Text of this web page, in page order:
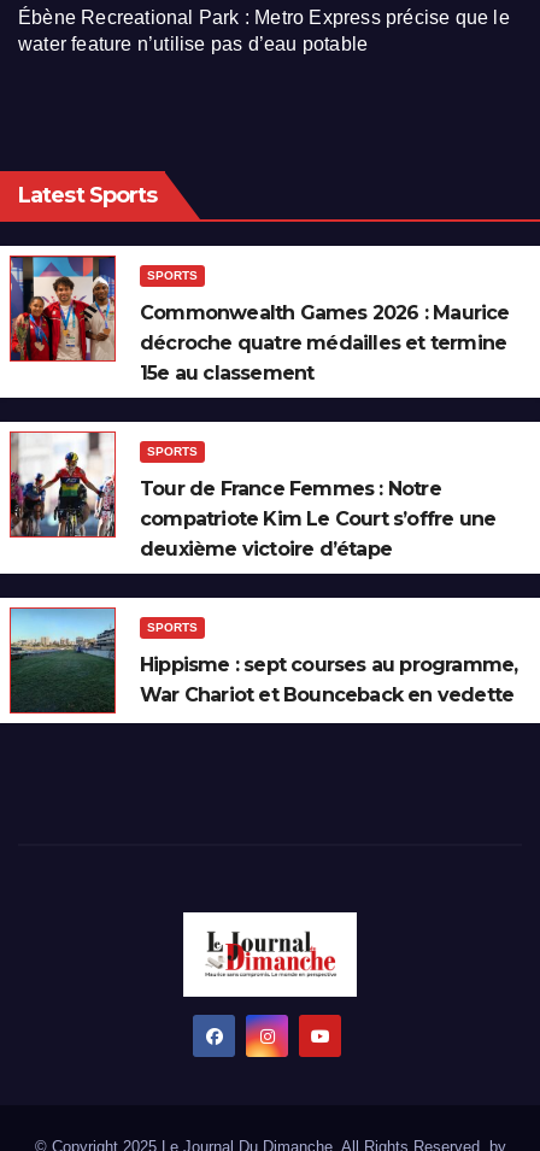
Ébène Recreational Park : Metro Express précise que le
water feature n’utilise pas d’eau potable
Latest Sports
SPORTS
Commonwealth Games 2026 : Maurice
décroche quatre médailles et termine
15e au classement
SPORTS
Tour de France Femmes : Notre
compatriote Kim Le Court s’offre une
deuxième victoire d’étape
SPORTS
Hippisme : sept courses au programme,
War Chariot et Bounceback en vedette
© Copyright 2025 Le Journal Du Dimanche. All Rights Reserved. by